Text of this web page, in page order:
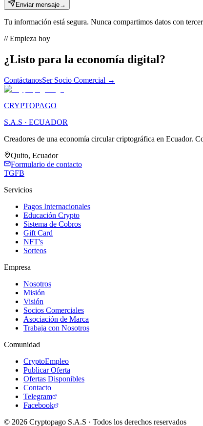
Enviar mensaje→
Tu información está segura. Nunca compartimos datos con
// Empieza hoy
¿Listo para la economía digital?
ContáctanosSer Socio Comercial →
CRYPTOPAGO
S.A.S · ECUADOR
Creadores de una economía circular criptográfica en Ecuador.
Quito, Ecuador
Formulario de contacto
TGFB
Servicios
Pagos Internacionales
Educación Crypto
Sistema de Cobros
Gift Card
NFT's
Sorteos
Empresa
Nosotros
Misión
Visión
Socios Comerciales
Asociación de Marca
Trabaja con Nosotros
Comunidad
CryptoEmpleo
Publicar Oferta
Ofertas Disponibles
Contacto
Telegram
Facebook
© 2026 Cryptopago S.A.S · Todos los derechos reservados